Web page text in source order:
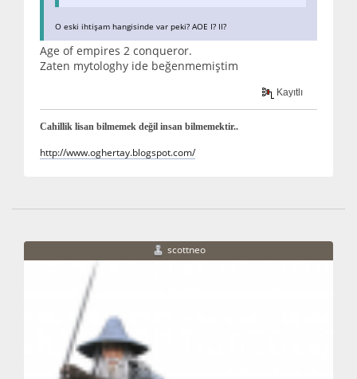
O eski ihtişam hangisinde var peki? AOE I? II?
Age of empires 2 conqueror.
Zaten mytologhy ide beğenmemiştim
Kayıtlı
Cahillik lisan bilmemek değil insan bilmemektir..
http://www.oghertay.blogspot.com/
scottneo